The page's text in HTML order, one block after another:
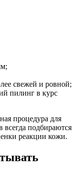
свежей и ровной;
пилинг в курс
процедура для
всегда подбираются
реакции кожи.